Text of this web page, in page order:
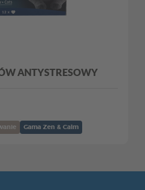
ANTYSTRESOWY
Gama Zen & Calm